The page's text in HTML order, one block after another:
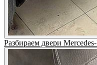
Разбираем двери